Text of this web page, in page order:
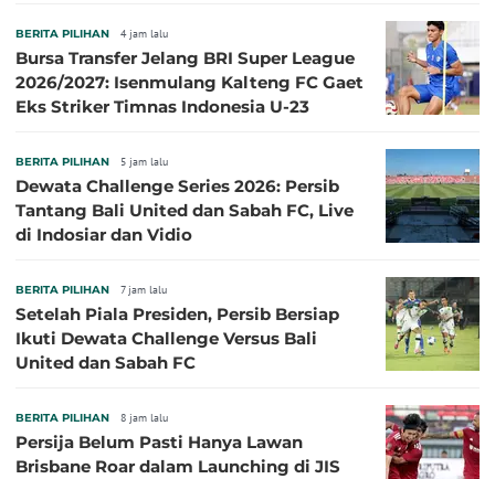
BERITA PILIHAN 4 jam lalu
Bursa Transfer Jelang BRI Super League
2026/2027: Isenmulang Kalteng FC Gaet
Eks Striker Timnas Indonesia U-23
BERITA PILIHAN 5 jam lalu
Dewata Challenge Series 2026: Persib
Tantang Bali United dan Sabah FC, Live
di Indosiar dan Vidio
BERITA PILIHAN 7 jam lalu
Setelah Piala Presiden, Persib Bersiap
Ikuti Dewata Challenge Versus Bali
United dan Sabah FC
BERITA PILIHAN 8 jam lalu
Persija Belum Pasti Hanya Lawan
Brisbane Roar dalam Launching di JIS